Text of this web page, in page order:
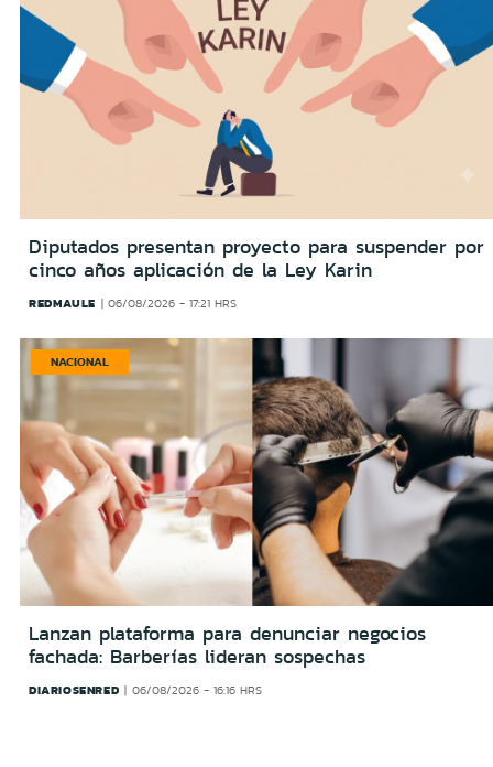
Diputados presentan proyecto para suspender por
cinco años aplicación de la Ley Karin
REDMAULE 06/08/2026 - 17:21 HRS
NACIONAL
Lanzan plataforma para denunciar negocios
fachada: Barberías lideran sospechas
DIARIOSENRED 06/08/2026 - 16:16 HRS